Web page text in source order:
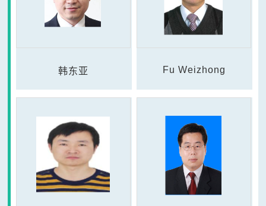
韩东亚 Fu Weizhong